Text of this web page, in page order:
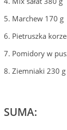
5. Marchew 170 g
6. Pietruszka
7. Pomidory w
8. Ziemniaki 230 g
10. Pomidory
SUMA: